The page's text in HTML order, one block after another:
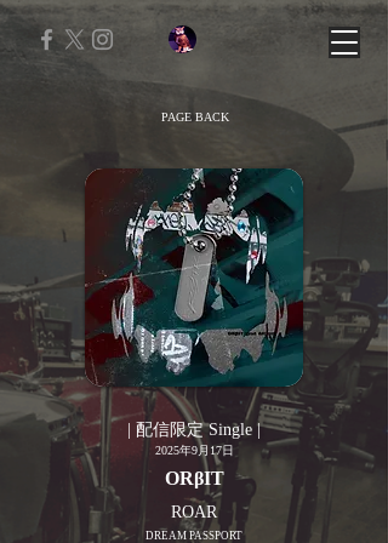
PAGE BACK
| 配信限定 Single |
2025年9月17日
ORβIT
ROAR
DREAM PASSPORT